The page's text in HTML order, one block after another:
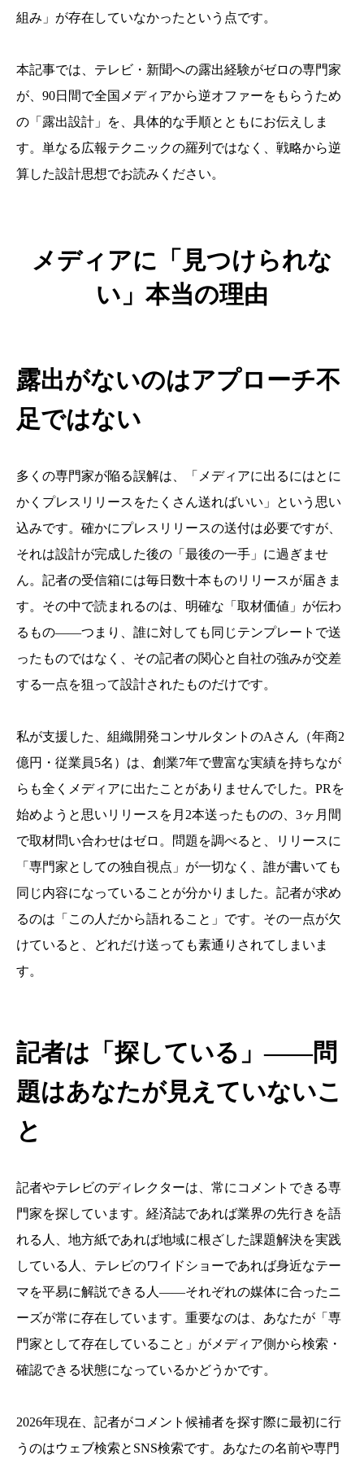
組み」が存在していなかったという点です。
本記事では、テレビ・新聞への露出経験がゼロの専門家
が、90日間で全国メディアから逆オファーをもらうため
の「露出設計」を、具体的な手順とともにお伝えしま
す。単なる広報テクニックの羅列ではなく、戦略から逆
算した設計思想でお読みください。
メディアに「見つけられな
い」本当の理由
露出がないのはアプローチ不
足ではない
多くの専門家が陥る誤解は、「メディアに出るにはとに
かくプレスリリースをたくさん送ればいい」という思い
込みです。確かにプレスリリースの送付は必要ですが、
それは設計が完成した後の「最後の一手」に過ぎませ
ん。記者の受信箱には毎日数十本ものリリースが届きま
す。その中で読まれるのは、明確な「取材価値」が伝わ
るもの——つまり、誰に対しても同じテンプレートで送
ったものではなく、その記者の関心と自社の強みが交差
する一点を狙って設計されたものだけです。
私が支援した、組織開発コンサルタントのAさん（年商2
億円・従業員5名）は、創業7年で豊富な実績を持ちなが
らも全くメディアに出たことがありませんでした。PRを
始めようと思いリリースを月2本送ったものの、3ヶ月間
で取材問い合わせはゼロ。問題を調べると、リリースに
「専門家としての独自視点」が一切なく、誰が書いても
同じ内容になっていることが分かりました。記者が求め
るのは「この人だから語れること」です。その一点が欠
けていると、どれだけ送っても素通りされてしまいま
す。
記者は「探している」——問
題はあなたが見えていないこ
と
記者やテレビのディレクターは、常にコメントできる専
門家を探しています。経済誌であれば業界の先行きを語
れる人、地方紙であれば地域に根ざした課題解決を実践
している人、テレビのワイドショーであれば身近なテー
マを平易に解説できる人——それぞれの媒体に合ったニ
ーズが常に存在しています。重要なのは、あなたが「専
門家として存在していること」がメディア側から検索・
確認できる状態になっているかどうかです。
2026年現在、記者がコメント候補者を探す際に最初に行
うのはウェブ検索とSNS検索です。あなたの名前や専門